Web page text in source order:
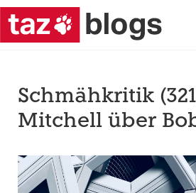
Schmähkritik
Mitchell über